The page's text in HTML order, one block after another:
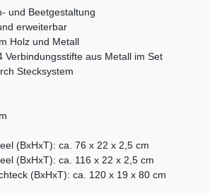
und Beetgestaltung
erweiterbar
Holz und Metall
Verbindungsstifte aus Metall im Set
Stecksystem
(BxHxT): ca. 76 x 22 x 2,5 cm
(BxHxT): ca. 116 x 22 x 2,5 cm
(BxHxT): ca. 120 x 19 x 80 cm